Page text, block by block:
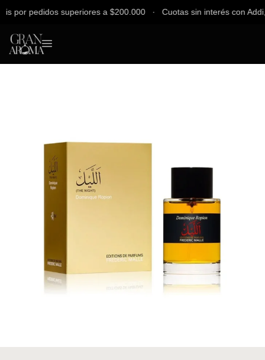
pedidos superiores a $200.000 ∙ Cuotas sin interés con Addi,